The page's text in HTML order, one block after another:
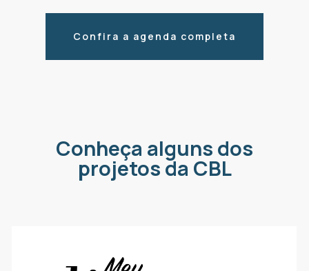
Confira a agenda completa
Conheça alguns dos
projetos da CBL